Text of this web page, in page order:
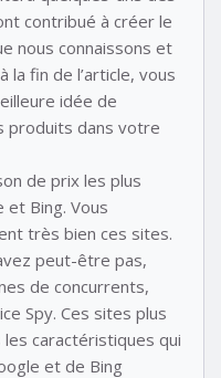
contribué à créer le
nous connaissons et
la fin de l’article, vous
idée de
produits dans votre
de prix les plus
et Bing. Vous
très bien ces sites.
peut-être pas,
de concurrents,
Spy. Ces sites plus
caractéristiques qui
et de Bing